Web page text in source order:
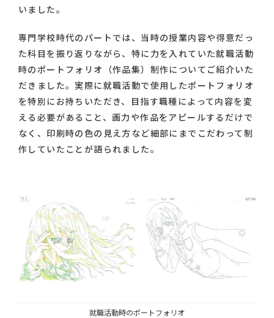
いました。
専門学校時代のパートでは、当時の授業内容や得意だっ
た科目を振り返りながら、特に力を入れていた就職活動
時のポートフォリオ（作品集）制作についてご紹介いた
だきました。実際に就職活動で使用したポートフォリオ
を特別にお持ちいただき、目指す職種によって内容を変
える必要があること、画力や作品をアピールするだけで
なく、印刷時の色の見え方など細部にまでこだわって制
作していたことが語られました。
就職活動時のポートフォリオ